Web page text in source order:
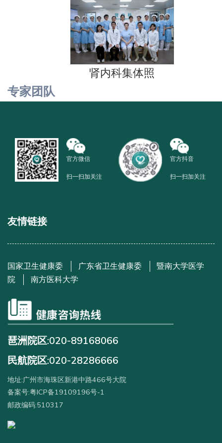
肾内科集体照
专家团队
官方微信
扫一扫加关注
官方抖音
扫一扫加关注
友情链接
国家卫生健康委 广东省卫生健康委
暨南大学医学
院
南方医科大学
琶洲院区:020-89168066
民航院区:020-28286666
地址:广州市海珠区新港中路466号大院
备案号:粤ICP备19109196号-1
邮政编码:510317